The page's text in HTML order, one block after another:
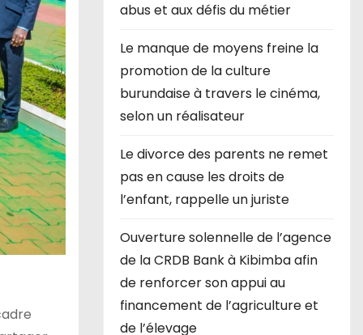
abus et aux défis du métier
Le manque de moyens freine la
promotion de la culture
burundaise à travers le cinéma,
selon un réalisateur
Le divorce des parents ne remet
pas en cause les droits de
l’enfant, rappelle un juriste
Ouverture solennelle de l’agence
de la CRDB Bank à Kibimba afin
de renforcer son appui au
financement de l’agriculture et
de l’élevage